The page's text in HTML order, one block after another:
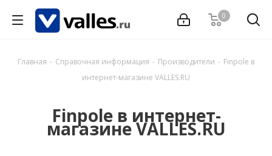
0
Главная - Справочная информация - Производители - Finpole в
интернет-магазине VALLES.RU
Finpole в интернет-
магазине VALLES.RU